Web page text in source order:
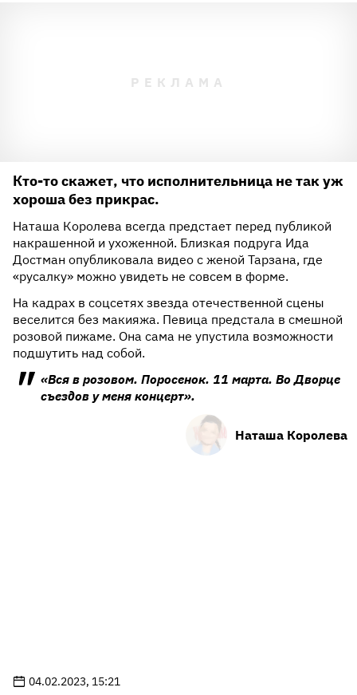
Кто-то скажет, что исполнительница не так уж
хороша без прикрас.
Наташа Королева всегда предстает перед публикой
накрашенной и ухоженной. Близкая подруга Ида
Достман опубликовала видео с женой Тарзана, где
«русалку» можно увидеть не совсем в форме.
На кадрах в соцсетях звезда отечественной сцены
веселится без макияжа. Певица предстала в смешной
розовой пижаме. Она сама не упустила возможности
подшутить над собой.
«Вся в розовом. Поросенок. 11 марта. Во Дворце
съездов у меня концерт».
Наташа Королева
04.02.2023, 15:21